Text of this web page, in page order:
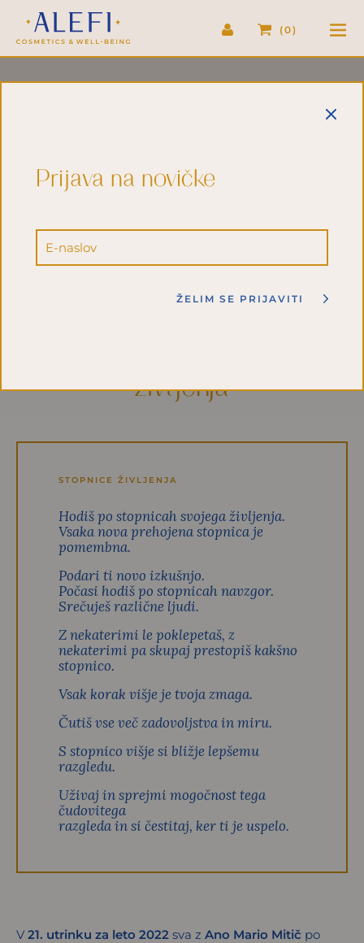
0
Prijava na novičke
ŽELIM SE PRIJAVITI
Utrinki 11. 05. 2022 Čas branja 2 min
življenja
STOPNICE ŽIVLJENJA
Hodiš po stopnicah svojega življenja.
Vsaka nova prehojena stopnica je
pomembna.
Podari ti novo izkušnjo.
Počasi hodiš po stopnicah navzgor.
Srečuješ različne ljudi.
Z nekaterimi le poklepetaš, z
nekaterimi pa skupaj prestopiš kakšno
stopnico.
Vsak korak višje je tvoja zmaga.
Čutiš vse več zadovoljstva in miru.
S stopnico višje si bližje lepšemu
razgledu.
Uživaj in sprejmi mogočnost tega
čudovitega
razgleda in si čestitaj, ker ti je uspelo.
V 21. utrinku za leto 2022 sva z Ano Mario Mitič po